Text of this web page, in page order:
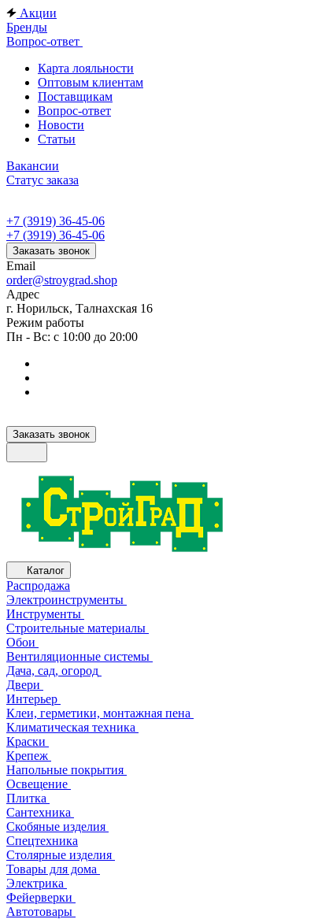
Акции
Бренды
Вопрос-ответ
Карта лояльности
Оптовым клиентам
Поставщикам
Вопрос-ответ
Новости
Статьи
Вакансии
Статус заказа
+7 (3919) 36-45-06
+7 (3919) 36-45-06
Заказать звонок
Email
order@stroygrad.shop
Адрес
г. Норильск, Талнахская 16
Режим работы
Пн - Вс: с 10:00 до 20:00
Заказать звонок
Каталог
Распродажа
Электроинструменты
Инструменты
Строительные материалы
Обои
Вентиляционные системы
Дача, сад, огород
Двери
Интерьер
Клеи, герметики, монтажная пена
Климатическая техника
Краски
Крепеж
Напольные покрытия
Освещение
Плитка
Сантехника
Скобяные изделия
Спецтехника
Столярные изделия
Товары для дома
Электрика
Фейерверки
Автотовары